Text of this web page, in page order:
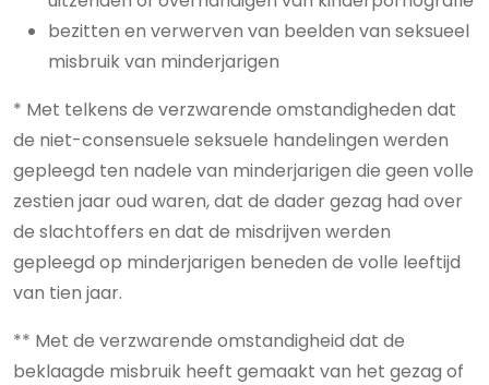
bezitten en verwerven van beelden van seksueel
misbruik van minderjarigen
* Met telkens de verzwarende omstandigheden dat
de niet-consensuele seksuele handelingen werden
gepleegd ten nadele van minderjarigen die geen volle
zestien jaar oud waren, dat de dader gezag had over
de slachtoffers en dat de misdrijven werden
gepleegd op minderjarigen beneden de volle leeftijd
van tien jaar.
** Met de verzwarende omstandigheid dat de
beklaagde misbruik heeft gemaakt van het gezag of